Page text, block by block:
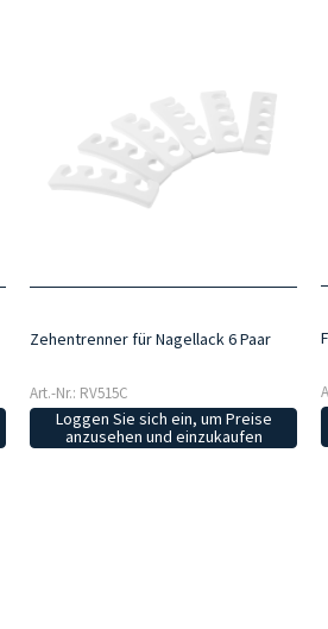
Zehentrenner für Nagellack 6 Paar
Art.-Nr.: RV515C
Loggen Sie sich ein, um Preise
anzusehen und einzukaufen